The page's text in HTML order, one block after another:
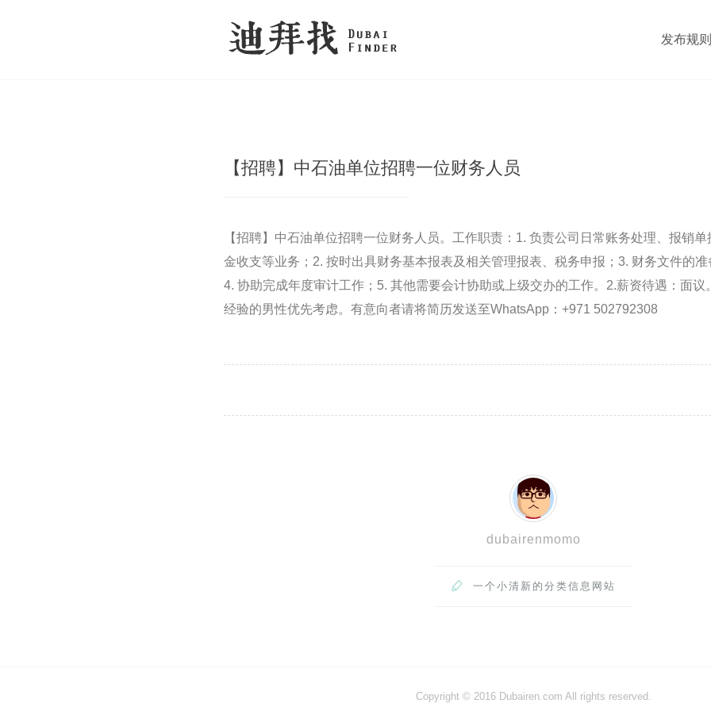
发布规则
【招聘】中石油单位招聘一位财务人员
【招聘】中石油单位招聘一位财务人员。工作职责：1. 负责公司日常账务处理、报销
金收支等业务；2. 按时出具财务基本报表及相关管理报表、税务申报；3. 财务文件的准
4. 协助完成年度审计工作；5. 其他需要会计协助或上级交办的工作。2.薪资待遇：面议
经验的男性优先考虑。有意向者请将简历发送至WhatsApp：+971 502792308
dubairenmomo
 一个小清新的分类信息网站
Copyright © 2016 Dubairen.com All rights reserved.